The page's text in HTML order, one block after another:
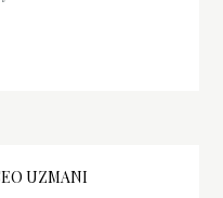
UZMANI